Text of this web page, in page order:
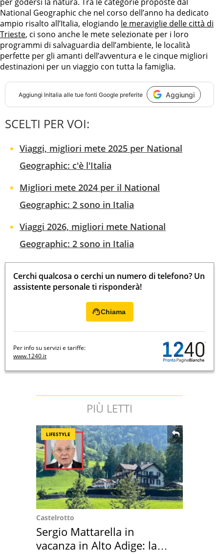
National Geographic che nel corso dell’anno ha dedicato
ampio risalto all’Italia, elogiando le meraviglie delle città di
Trieste, ci sono anche le mete selezionate per i loro
programmi di salvaguardia dell’ambiente, le località
perfette per gli amanti dell’avventura e le cinque migliori
destinazioni per un viaggio con tutta la famiglia.
Aggiungi InItalia alle tue fonti Google preferite Aggiungi
SCELTI PER VOI:
Viaggi, migliori mete 2025 per National
Geographic: c'è l'Italia
Migliori mete 2024 per il National
Geographic: 2 sono in Italia
Viaggi 2026, migliori mete National
Geographic: 2 sono in Italia
Cerchi qualcosa o cerchi un numero di telefono? Un
assistente personale ti risponderà!
Chiama
Per info su servizi e tariffe:
www.1240.it
PIÙ LETTI
LIFESTYLE
Castelrotto
Sergio Mattarella in
vacanza in Alto Adige: la